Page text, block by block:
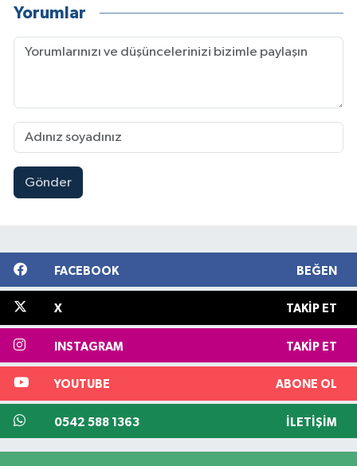
Yorumlar
Gönder
FACEBOOK BEĞEN
X TAKIP ET
INSTAGRAM TAKIP ET
YOUTUBE ABONE OL
0542 588 1363 İLETIŞIM